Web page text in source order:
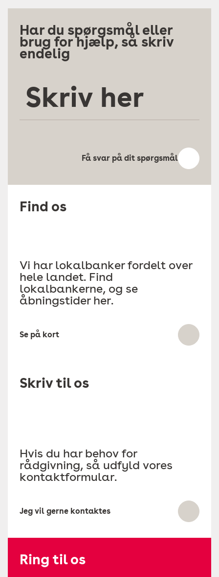
Har du spørgsmål eller
brug for hjælp, så skriv
endelig
her
Få svar på dit spørgsmål
Find os
Vi har lokalbanker fordelt over
hele landet. Find
lokalbankerne, og se
åbningstider her.
Se på kort
Skriv til os
Hvis du har behov for
rådgivning, så udfyld vores
kontaktformular.
Jeg vil gerne kontaktes
Ring til os